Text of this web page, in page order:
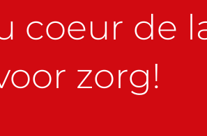
coeur de
zorg!